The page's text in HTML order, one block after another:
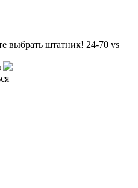
выбрать штатник! 24-70 vs